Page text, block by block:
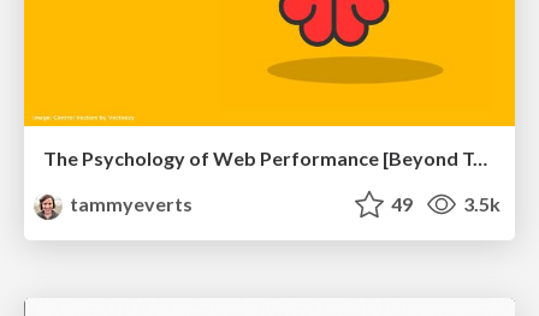
The Psychology of Web Performance [Beyond Tellerrand 2023]
tammyeverts
49 3.5k